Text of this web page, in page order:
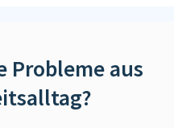
Probleme aus